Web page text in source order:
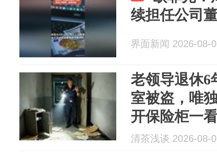
续担任公司
界面新闻 2026-08-
老领导退休6
室被盗，唯
开保险柜一
条，揭开了
清茶浅谈 2026-08-